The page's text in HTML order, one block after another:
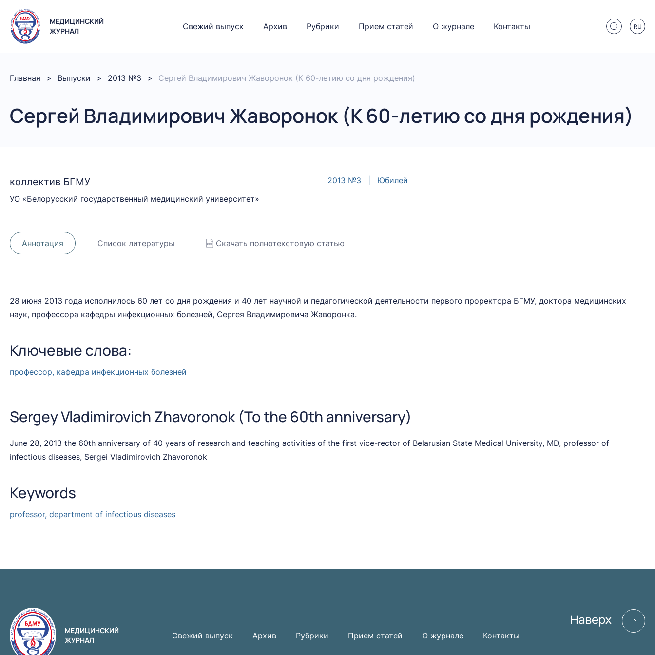
МЕДИЦИНСКИЙ
ЖУРНАЛ
Свежий выпуск Архив Рубрики Прием статей О журнале Контакты RU
Главная Выпуски 2013 №3 Сергей Владимирович Жаворонок (К 60-летию со дня рождения)
Сергей Владимирович Жаворонок (К 60-летию со дня рождения)
коллектив БГМУ
УО «Белорусский государственный медицинский университет»
2013 №3 Юбилей
Аннотация Список литературы Скачать полнотекстовую статью
28 июня 2013 года исполнилось 60 лет со дня рождения и 40 лет научной и педагогической деятельности первого проректора БГМУ, доктора медицинских
наук, профессора кафедры инфекционных болезней, Сергея Владимировича Жаворонка.
Ключевые слова:
профессор, кафедра инфекционных болезней
Sergey Vladimirovich Zhavoronok (To the 60th anniversary)
June 28, 2013 the 60th anniversary of 40 years of research and teaching activities of the first vice-rector of Belarusian State Medical University, MD, professor of
infectious diseases, Sergei Vladimirovich Zhavoronok
Keywords
professor, department of infectious diseases
МЕДИЦИНСКИЙ
ЖУРНАЛ
Свежий выпуск Архив Рубрики Прием статей О журнале Контакты
Наверх